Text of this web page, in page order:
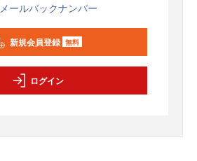
メールバックナンバー
新規会員登録 無料
ログイン